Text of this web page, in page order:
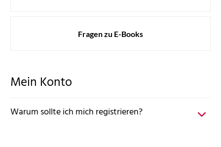
Fragen zu E-Books
Mein Konto
Warum sollte ich mich registrieren?